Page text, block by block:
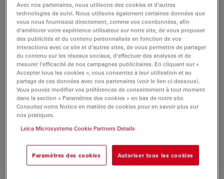
UC Enuity AppNote Polymer Sectioning EN
Jul 27, 2026 PDF, 9 MB
DOWNLOAD
UC Enuity AppNote Target plane trimming
EN
UC Enuity AppNote Volume EM and AI
Avec nos partenaires, nous utilisons des cookies et d’autres
technologies de suivi. Nous utilisons également certaines données que
vous nous fournissez directement, comme vos coordonnées, afin
d’améliorer votre expérience utilisateur sur notre site, de vous proposer
des publicités et du contenu personnalisés en fonction de vos
interactions avec ce site et d’autres sites, de vous permettre de partager
du contenu sur les réseaux sociaux, d’effectuer des analyses et de
mesurer l’efficacité de nos campagnes publicitaires. En cliquant sur «
Accepter tous les cookies », vous consentez à leur utilisation et au
partage de ces données avec nos partenaires (voir le lien ci-dessous).
Vous pouvez modifier vos préférences de consentement à tout moment
dans la section « Paramètres des cookies » en bas de notre site.
Consultez notre Notice en matière de cookies pour en savoir plus sur
nos pratiques.
Leica Microsystems Cookie Partners Details
Paramètres des cookies Autoriser tous les cookies